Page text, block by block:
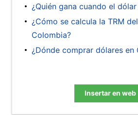
¿Quién gana cuando el
¿Cómo se calcula la TRM
Colombia?
¿Dónde comprar dólares en
Insertar en web